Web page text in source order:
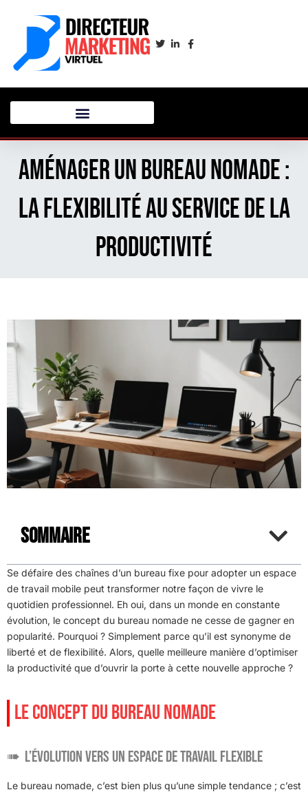
Aménager un bureau nomade :
la flexibilité au service de la
productivité
Sommaire
Se défaire des chaînes d’un bureau fixe pour adopter un espace
de travail mobile peut transformer notre façon de vivre le
quotidien professionnel. Eh oui, dans un monde en constante
évolution, le concept du bureau nomade ne cesse de gagner en
popularité. Pourquoi ? Simplement parce qu’il est synonyme de
liberté et de flexibilité. Alors, quelle meilleure manière d’optimiser
la productivité que d’ouvrir la porte à cette nouvelle approche ?
LE CONCEPT DU BUREAU NOMADE
L’évolution vers un espace de travail flexible
Le bureau nomade, c’est bien plus qu’une simple tendance ; c’est